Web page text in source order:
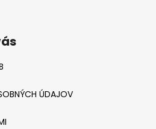
ÚDAJOV